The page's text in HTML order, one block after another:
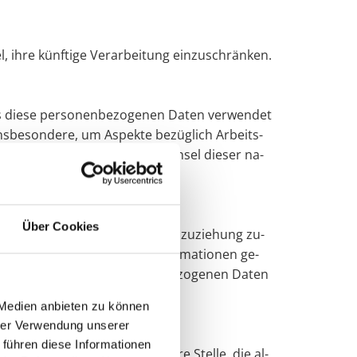
Über Cookies
anbieten zu können
Verwendung unserer
diese Informationen
ihre künf­ti­ge Ver­ar­bei­tung ein­zu­schrän­ken.
per­so­nen­be­zo­ge­nen Daten ver­wen­det
um As­pek­te be­züg­lich Ar­beits­
Auf­ent­halts­ort oder Orts­wech­sel die­ser na­
Daten ohne Hin­zu­zie­hung zu­
diese zu­sätz­li­chen In­for­ma­tio­nen ge­
dass die per­so­nen­be­zo­ge­nen Daten